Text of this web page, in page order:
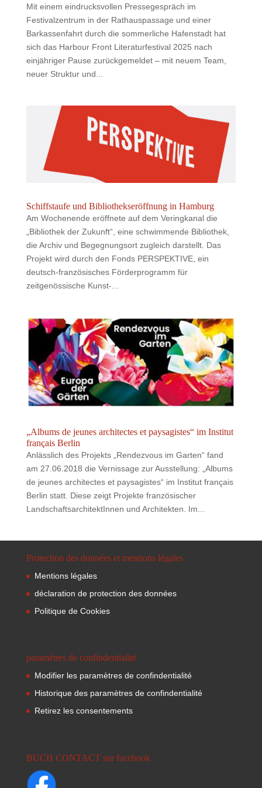
Mit einem eindrucksvollen Pressegespräch im
Festivalzentrum in der Rathauspassage und einer
Barkassenfahrt durch die sommerliche Hafenstadt hat
sich das Harbour Front Literaturfestival 2025 nach
einjähriger Pause zurückgemeldet – mit neuem Team,
neuer Struktur und...
Schiffstaufe und Bibliothekseröffnung in Hamburg
Am Wochenende eröffnete auf dem Veringkanal die
„Bibliothek der Zukunft“, eine schwimmende Bibliothek,
die Archiv und Begegnungsort zugleich darstellt. Das
Projekt wird durch den Fonds PERSPEKTIVE, ein
deutsch-französisches Förderprogramm für
zeitgenössische Kunst-...
„Albums de jeunes architectes et paysagistes“ im Institut
français Berlin
Anlässlich des Projekts „Rendezvous im Garten“ fand
am 27.06.2018 die Vernissage zur Ausstellung: „Albums
de jeunes architectes et paysagistes“ im Institut français
Berlin statt. Diese zeigt Projekte französischer
LandschaftsarchitektInnen und Architekten. Im...
Protection des données et mentions légales
Mentions légales
déclaration de protection des données
Politique de Cookies
paramètres de confindentialité
Modifier les paramètres de confindentialité
Historique des paramètres de confindentialité
Retirez les consentements
BUCH CONTACT sur facebook